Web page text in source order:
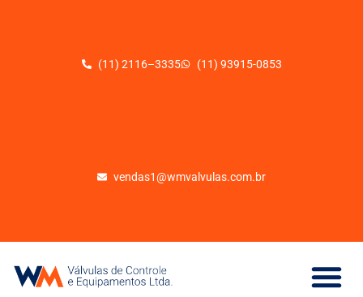
(11) 2116–3335 (11) 93915-0853
vendas1@wmvalvulas.com.br